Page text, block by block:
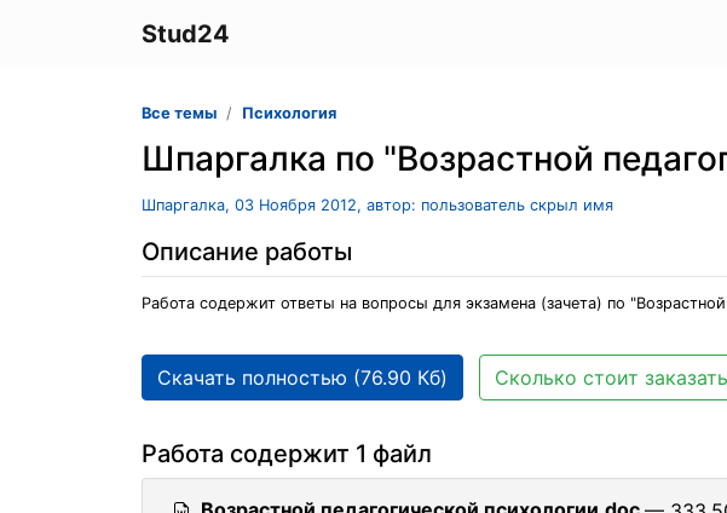
Stud24
Все темы Психология
Шпаргалка по "Возрастной
Шпаргалка, 03 Ноября 2012, автор: пользователь скрыл имя
Описание работы
Работа содержит ответы на вопросы для экзамена (зачета) по
Скачать полностью (76.90 Кб) Сколько стоит
Работа содержит 1 файл